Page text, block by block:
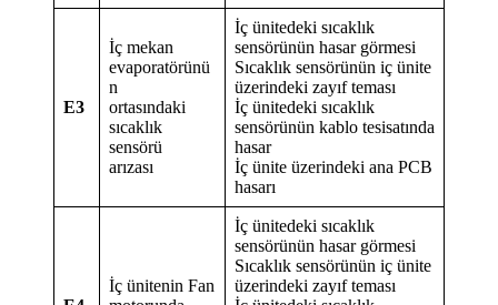
E3
İç mekan
evaporatörünü
n
ortasındaki
sıcaklık
sensörü
arızası
İç ünitedeki sıcaklık
sensörünün hasar görmesi
Sıcaklık sensörünün iç ünite
üzerindeki zayıf teması
İç ünitedeki sıcaklık
sensörünün kablo tesisatında
hasar
İç ünite üzerindeki ana PCB
hasarı
İç ünitenin Fan
İç ünitedeki sıcaklık
sensörünün hasar görmesi
Sıcaklık sensörünün iç ünite
üzerindeki zayıf teması